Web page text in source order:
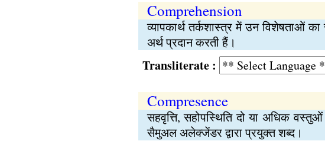
Comprehension
व्यापकार्थ तर्कशास्त्र में उन विशेषताओं
अर्थ प्रदान करती हैं।
Transliterate :
Compresence
सहवृत्ति, सहोपस्थिति दो या अधिक
सैमुअल अलेक्जेंडर द्वारा प्रयुक्त शब्द।